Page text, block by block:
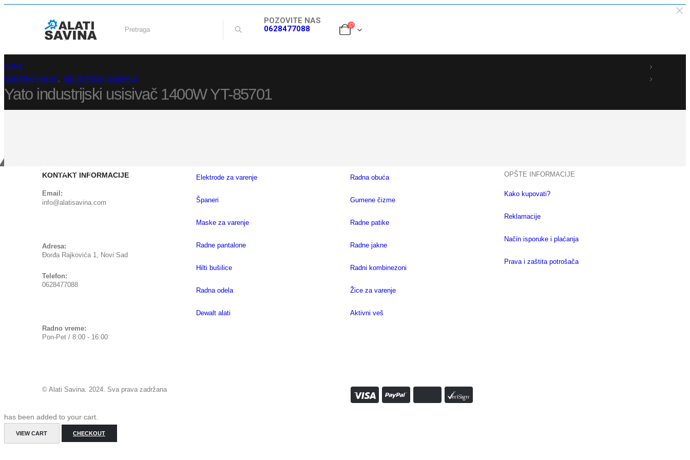
POZOVITE NAS
0628477088
HOME
ELEKTRIČNI ALATI
INDUSTRIJSKI USISIVAČI
Yato industrijski usisivač 1400W YT-85701
KONTAKT INFORMACIJE
Email:
info@alatisavina.com
Adresa:
Đorđa Rajkovića 1, Novi Sad
Telefon:
0628477088
Radno vreme:
Pon-Pet / 8:00 - 16:00
Elektrode za varenje
Španeri
Maske za varenje
Radne pantalone
Hilti bušilice
Radna odela
Dewalt alati
Radna obuća
Gumene čizme
Radne patike
Radne jakne
Radni kombinezoni
Žice za varenje
Aktivni veš
OPŠTE INFORMACIJE
Kako kupovati?
Reklamacije
Način isporuke i plaćanja
Prava i zaštita potrošača
© Alati Savina. 2024. Sva prava zadržana
has been added to your cart.
VIEW CART CHECKOUT